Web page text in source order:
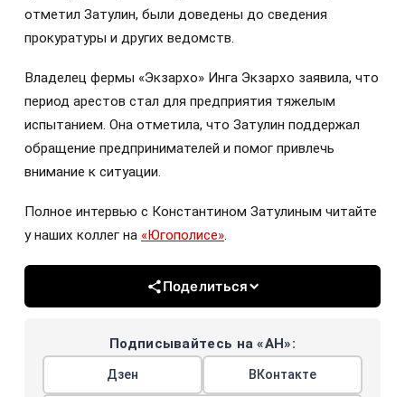
отметил Затулин, были доведены до сведения
прокуратуры и других ведомств.
Владелец фермы «Экзархо» Инга Экзархо заявила, что
период арестов стал для предприятия тяжелым
испытанием. Она отметила, что Затулин поддержал
обращение предпринимателей и помог привлечь
внимание к ситуации.
Полное интервью с Константином Затулиным читайте
у наших коллег на «Югополисе».
Поделиться
Подписывайтесь на «АН»:
Дзен ВКонтакте